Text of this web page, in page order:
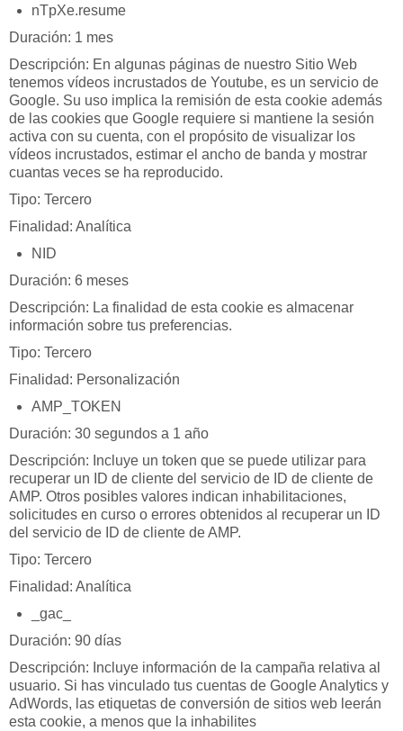
nTpXe.resume
Duración: 1 mes
Descripción: En algunas páginas de nuestro Sitio Web
tenemos vídeos incrustados de Youtube, es un servicio de
Google. Su uso implica la remisión de esta cookie además
de las cookies que Google requiere si mantiene la sesión
activa con su cuenta, con el propósito de visualizar los
vídeos incrustados, estimar el ancho de banda y mostrar
cuantas veces se ha reproducido.
Tipo: Tercero
Finalidad: Analítica
NID
Duración: 6 meses
Descripción: La finalidad de esta cookie es almacenar
información sobre tus preferencias.
Tipo: Tercero
Finalidad: Personalización
AMP_TOKEN
Duración: 30 segundos a 1 año
Descripción: Incluye un token que se puede utilizar para
recuperar un ID de cliente del servicio de ID de cliente de
AMP. Otros posibles valores indican inhabilitaciones,
solicitudes en curso o errores obtenidos al recuperar un ID
del servicio de ID de cliente de AMP.
Tipo: Tercero
Finalidad: Analítica
_gac_
Duración: 90 días
Descripción: Incluye información de la campaña relativa al
usuario. Si has vinculado tus cuentas de Google Analytics y
AdWords, las etiquetas de conversión de sitios web leerán
esta cookie, a menos que la inhabilites